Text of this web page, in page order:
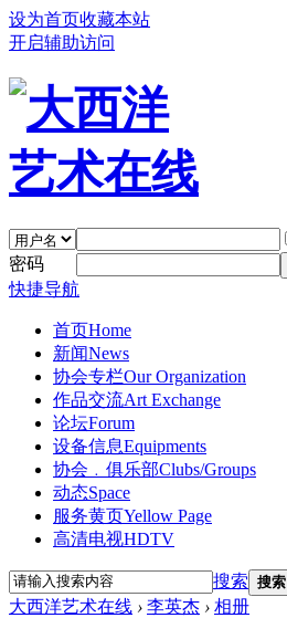
设为首页收藏本站
开启辅助访问
密码
快捷导航
首页Home
新闻News
协会专栏Our Organization
作品交流Art Exchange
论坛Forum
设备信息Equipments
协会﹒俱乐部Clubs/Groups
动态Space
服务黄页Yellow Page
高清电视HDTV
搜索 搜索
大西洋艺术在线 › 李英杰 › 相册